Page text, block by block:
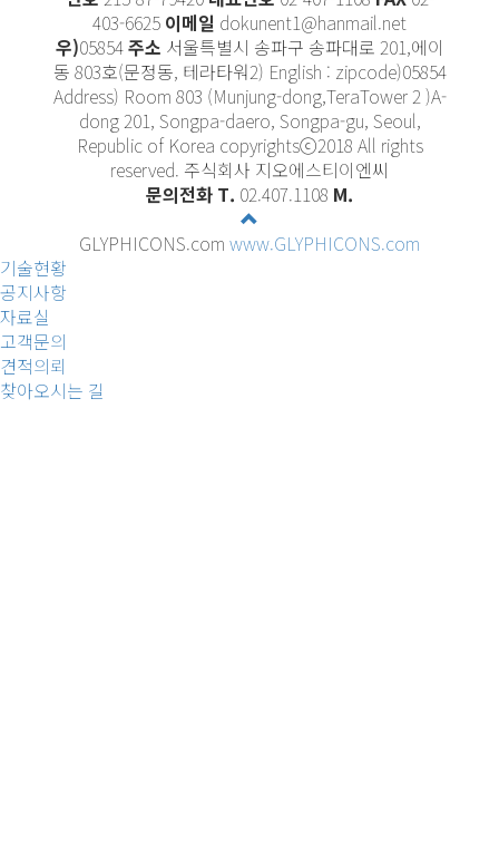
403-6625 이메일 dokunent1@hanmail.net
우)05854주소 서울특별시 송파구 송파대로 201,에이
동 803호(문정동, 테라타워2) English : zipcode)05854
Address) Room 803 (Munjung-dong,TeraTower 2 )A-
dong 201, Songpa-daero, Songpa-gu, Seoul,
Republic of Korea copyrightsⓒ2018 All rights
reserved. 주식회사 지오에스티이엔씨
문의전화 T. 02.407.1108 M.
GLYPHICONS.com www.GLYPHICONS.com
기술현황
공지사항
자료실
고객문의
견적의뢰
찾아오시는 길